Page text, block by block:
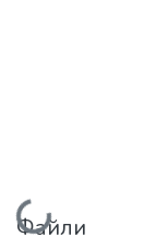
Вантажиться...
Файли